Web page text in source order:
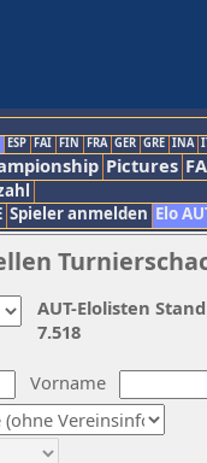
ESP FAI FIN FRA GER GRE INA
Pictures
Spieler anmelden Elo
Vorname
AUT-Elolisten
7.518